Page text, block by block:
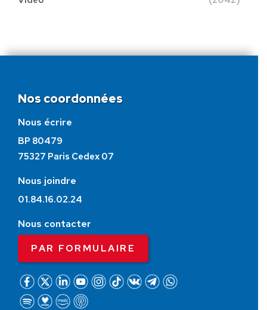
Nos coordonnées
Nous écrire
BP 80479
75327 Paris Cedex 07
Nous joindre
01.84.16.02.24
Nous contacter
PAR FORMULAIRE